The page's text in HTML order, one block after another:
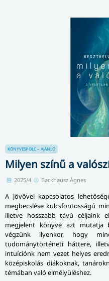
KÖNYVESPOLC – AJÁNLÓ
Milyen színű a
2025/4. Backhausz Ágnes
A jövővel kapcsolatos
megbecslése kulcsfontosságú
illetve hosszabb távú céljaink
megjelent könyve azt mutatja
végzünk ilyenkor, hogy
tudománytörténeti háttere,
intuíciónk nem vezet helyes
középiskolás diákoknak,
témában való elmélyüléshez.